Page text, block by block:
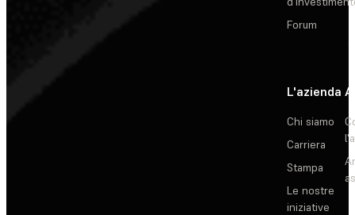
Forum
L'azienda
Chi siamo
Carriera
Stampa
Le nostre
iniziative